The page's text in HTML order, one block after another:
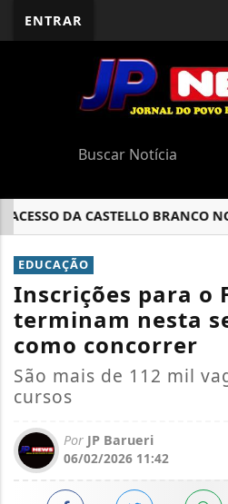
ENTRAR
DA CASTELLO BRANCO NO
EM ALTA
EDUCAÇÃO
Inscrições para o
terminam nesta
como concorrer
São mais de 112 mil
cursos
Por JP Barueri
06/02/2026 11:42